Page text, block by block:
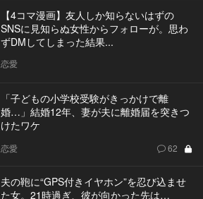
【4コマ漫画】友人しか知らないはずの
SNSに見知らぬ女性からフォローが。思わ
ずDMしてしまった結果...
恋愛
「子どもの小学校受験がきっかけで離
婚…」結婚12年、妻が夫に離婚届を突きつ
けたワケ
恋愛 62
夫の鞄に“GPS付きイヤホン”を忍び込ませ
た女。21時過ぎ、彼が向かった先は…